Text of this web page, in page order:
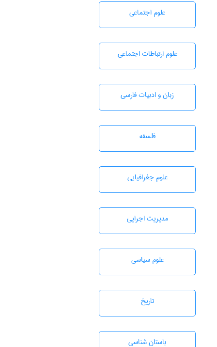
علوم اجتماعی
علوم ارتباطات اجتماعی
زبان و ادبيات فارسی
فلسفه
علوم جغرافيايی
مديريت اجرايی
علوم سياسی
تاريخ
باستان شناسی